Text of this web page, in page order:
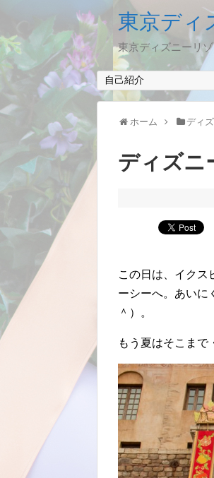
東京ディ
東京ディズニーリ
自己紹介
ホーム ディ
ディズ
この日は、イクス
ーシーへ。あいに
＾）。
もう夏はそこまで